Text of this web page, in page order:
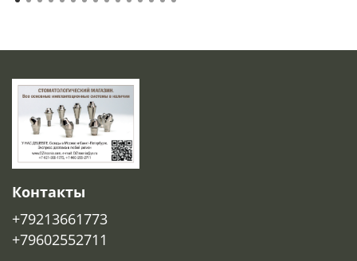
Контакты
+79213661773
+79602552711